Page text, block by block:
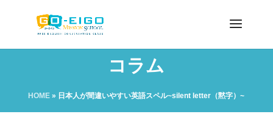
コラム
HOME » 日本人が間違いやすい英語スペル~silent letter（黙字）~